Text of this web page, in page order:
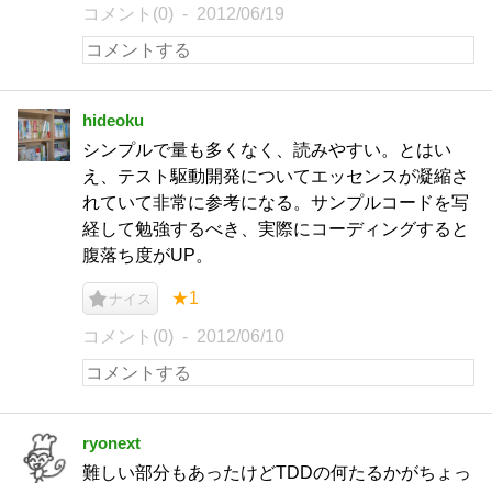
コメント(0) 2012/06/19
hideoku
シンプルで量も多くなく、読みやすい。とはい
え、テスト駆動開発についてエッセンスが凝縮さ
れていて非常に参考になる。サンプルコードを写
経して勉強するべき、実際にコーディングすると
腹落ち度がUP。
ナイス ★1
コメント(0) 2012/06/10
ryonext
難しい部分もあったけどTDDの何たるかがちょっ